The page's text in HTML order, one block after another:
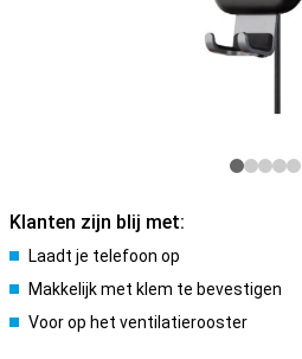
Klanten zijn blij met:
Laadt je telefoon op
Makkelijk met klem te bevestigen
Voor op het ventilatierooster